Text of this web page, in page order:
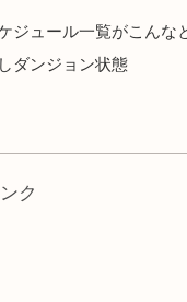
ジュール一覧がこんな
ダンジョン状態
ク